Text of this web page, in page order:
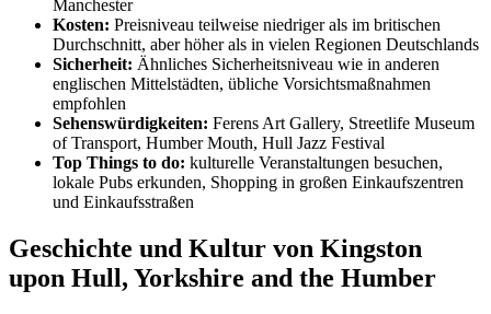
Manchester
Kosten: Preisniveau teilweise niedriger als im britischen
Durchschnitt, aber höher als in vielen Regionen Deutschlands
Sicherheit: Ähnliches Sicherheitsniveau wie in anderen
englischen Mittelstädten, übliche Vorsichtsmaßnahmen
empfohlen
Sehenswürdigkeiten: Ferens Art Gallery, Streetlife Museum
of Transport, Humber Mouth, Hull Jazz Festival
Top Things to do: kulturelle Veranstaltungen besuchen,
lokale Pubs erkunden, Shopping in großen Einkaufszentren
und Einkaufsstraßen
Geschichte und Kultur von Kingston
upon Hull, Yorkshire and the Humber